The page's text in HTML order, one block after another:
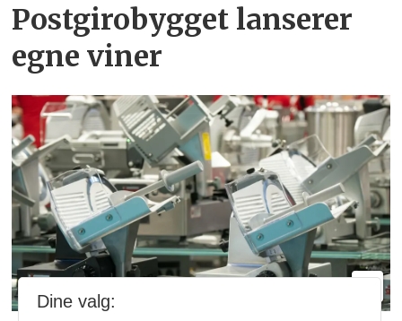
Postgirobygget lanserer
egne viner
Dine valg: